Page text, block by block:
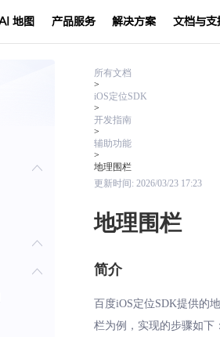
地图 产品服务 解决方案 文档与支
所有文档
>
iOS定位SDK
>
开发指南
>
辅助功能
>
地理围栏
更新时间: 2026/03/23 17:23
地理围栏
简介
百度iOS定位SDK提供的
栏为例，实现的步骤如下：